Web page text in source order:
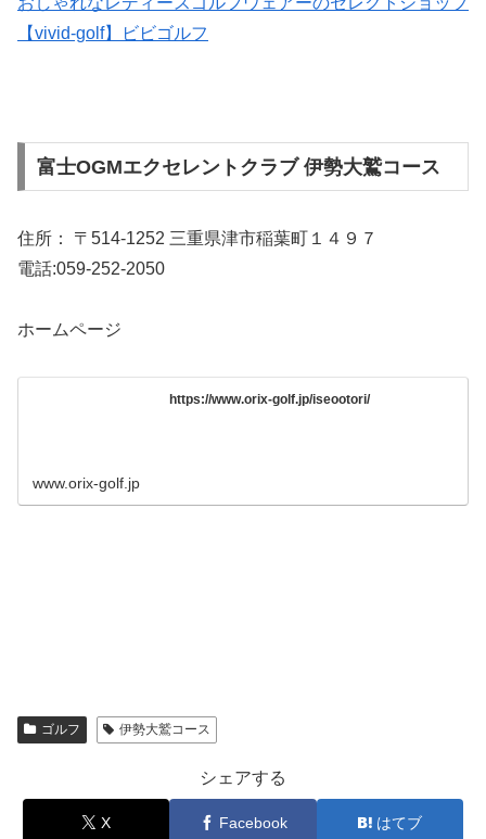
【vivid-golf】ビビゴルフ
富士OGMエクセレントクラブ 伊勢大鷲コース
住所： 〒514-1252 三重県津市稲葉町１４９７
電話:059-252-2050
ホームページ
https://www.orix-golf.jp/iseootori/
www.orix-golf.jp
ゴルフ 伊勢大鷲コース
シェアする
X Facebook はてブ